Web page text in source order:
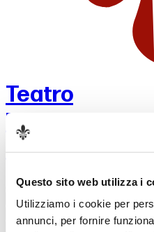
Questo sito web utilizza i
Utilizziamo i cookie per
annunci, per fornire
Teatro
Maggio
Fiorentino
Stagione 2026